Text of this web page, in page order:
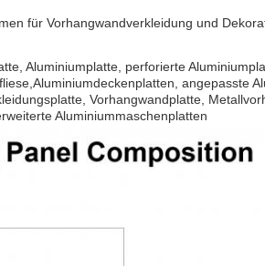
für Vorhangwandverkleidung und
Aluminiumplatte, perforierte
angepasste
Vorhangwandplatte,
Aluminiummaschenplatten